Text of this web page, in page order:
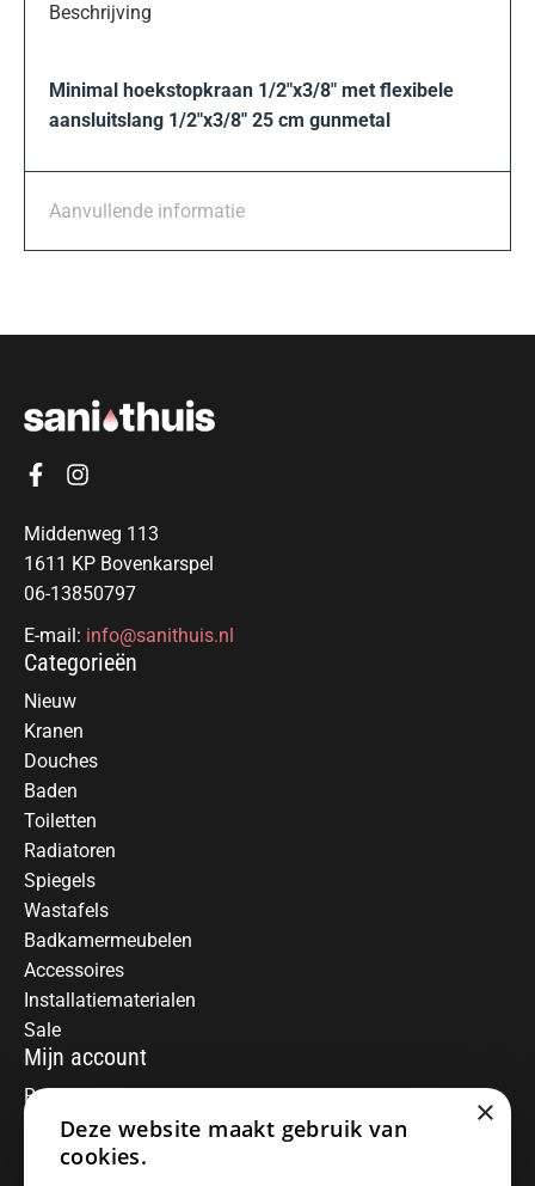
Beschrijving
Minimal hoekstopkraan 1/2″x3/8″ met flexibele
aansluitslang 1/2″x3/8″ 25 cm gunmetal
Aanvullende informatie
Middenweg 113
1611 KP Bovenkarspel
06-13850797
E-mail: info@sanithuis.nl
Categorieën
Nieuw
Kranen
Douches
Baden
Toiletten
Radiatoren
Spiegels
Wastafels
Badkamermeubelen
Accessoires
Installatiematerialen
Sale
Mijn account
Registreren
Mijn bestellingen
Informatie
×
Deze website maakt gebruik van
cookies.